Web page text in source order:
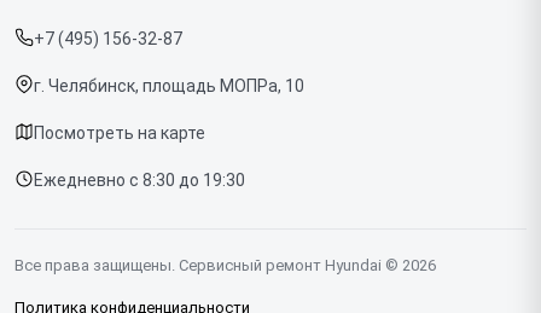
Срочный ремонт
Доставка и способы оплаты
Диагностика
Контакты
Посудомоечных машин
+7 (495) 156-32-87
г. Челябинск, площадь МОПРа, 10
Посмотреть на карте
Ежедневно с 8:30 до 19:30
Все права защищены. Сервисный ремонт Hyundai © 2026
Политика конфиденциальности